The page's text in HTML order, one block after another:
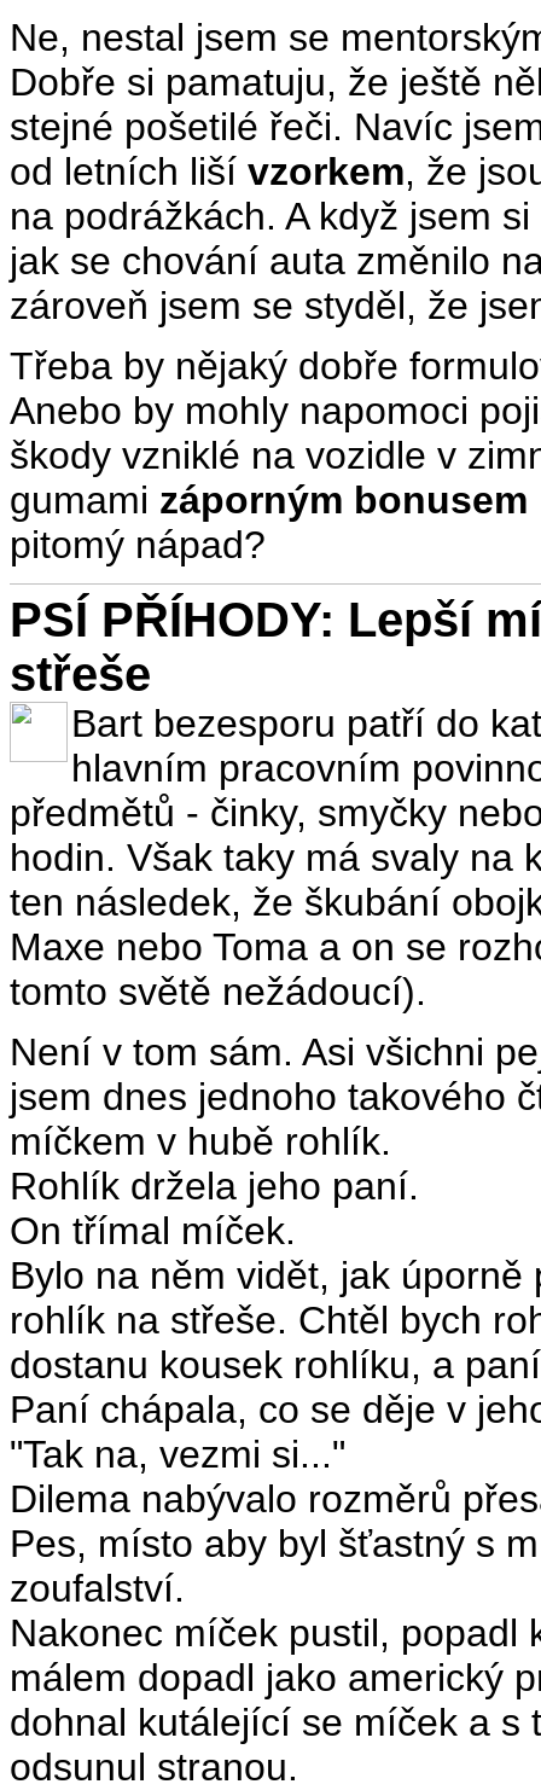
Ne, nestal jsem se
Dobře si pamatuju, že ještě
stejné pošetilé řeči. Navíc
od letních liší vzorkem, že
na podrážkách. A když jsem
jak se chování auta změnilo
zároveň jsem se styděl, že
Třeba by nějaký dobře
Anebo by mohly napomoci
škody vzniklé na vozidle v
gumami záporným bonusem
pitomý nápad?
PSÍ PŘÍHODY: Lepší
střeše
Bart bezesporu patří do
hlavním pracovním
předmětů - činky, smyčky
hodin. Však taky má svaly na
ten následek, že škubání
Maxe nebo Toma a on se
tomto světě nežádoucí).
Není v tom sám. Asi všichni
jsem dnes jednoho takového
míčkem v hubě rohlík.
Rohlík držela jeho paní.
On třímal míček.
Bylo na něm vidět, jak
rohlík na střeše. Chtěl bych
dostanu kousek rohlíku, a
Paní chápala, co se děje v
"Tak na, vezmi si..."
Dilema nabývalo rozměrů
Pes, místo aby byl šťastný s
zoufalství.
Nakonec míček pustil, popadl
málem dopadl jako americký
dohnal kutálející se míček a s
odsunul stranou.